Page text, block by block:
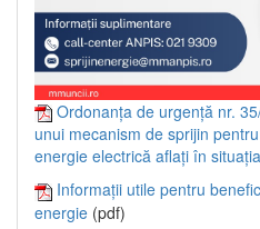
Ordonanța de urgență nr.
unui mecanism de sprijin
energie electrică aflați în
Informații utile pentru
energie (pdf)